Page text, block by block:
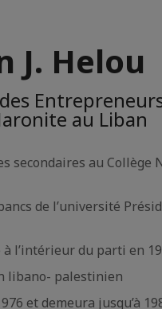
J. Helou
au Liban
secondaires au
de l’université
l’intérieur du parti en
libano- palestinien
et demeura jusqu’à